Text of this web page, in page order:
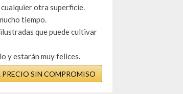
cualquier otra superficie.
tiempo.
que puede cultivar
y estarán muy felices.
PRECIO SIN COMPROMISO